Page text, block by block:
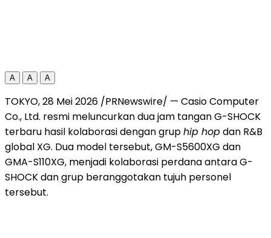
A A A
TOKYO, 28 Mei 2026 /PRNewswire/ — Casio Computer
Co., Ltd. resmi meluncurkan dua jam tangan G-SHOCK
terbaru hasil kolaborasi dengan gruphip hopdan R&B
global XG. Dua model tersebut, GM-S5600XG dan
GMA-S110XG, menjadi kolaborasi perdana antara G-
SHOCK dan grup beranggotakan tujuh personel
tersebut.